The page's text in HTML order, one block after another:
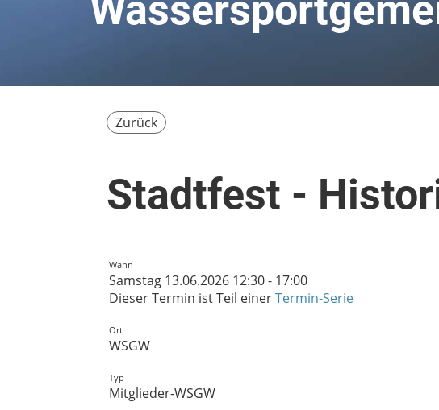
Zurück
Stadtfest -
Wann
Samstag 13.06.2026 12:30 - 17:00
Dieser Termin ist Teil einerTermin-Serie
Ort
WSGW
Typ
Mitglieder-WSGW